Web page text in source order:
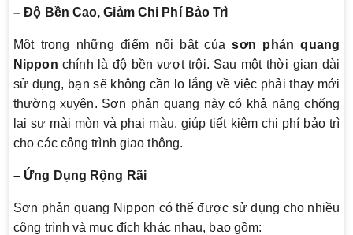
– Độ Bền Cao, Giảm Chi Phí Bảo Trì
Một trong những điểm nổi bật củasơn phản quang
Nippon chính là độ bền vượt trội. Sau một thời gian dài
sử dụng, bạn sẽ không cần lo lắng về việc phải thay mới
thường xuyên. Sơn phản quang này có khả năng chống
lại sự mài mòn và phai màu, giúp tiết kiệm chi phí bảo trì
cho các công trình giao thông.
– Ứng Dụng Rộng Rãi
Sơn phản quang Nippon có thể được sử dụng cho nhiều
công trình và mục đích khác nhau, bao gồm: